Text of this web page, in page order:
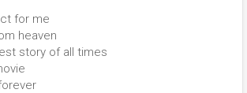
for me
heaven
story of all times